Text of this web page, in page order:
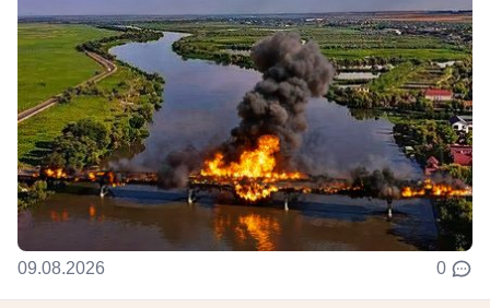
09.08.2026 0